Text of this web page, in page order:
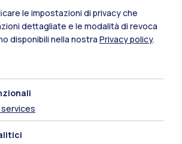
le impostazioni di privacy che
dettagliate e le modalità di revoca
disponibili nella nostra Privacy policy.
services